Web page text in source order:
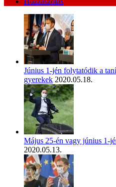
Június 1-jén folytatódik a
gyerekek 2020.05.18.
Május 25-én vagy június 1-
2020.05.13.